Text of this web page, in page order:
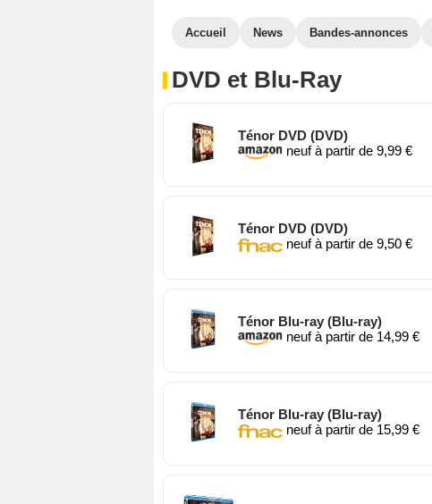
Accueil News Bandes-annonces
DVD et Blu-Ray
Ténor DVD (DVD)
neuf à partir de 9,99 €
Ténor DVD (DVD)
neuf à partir de 9,50 €
Ténor Blu-ray (Blu-ray)
neuf à partir de 14,99 €
Ténor Blu-ray (Blu-ray)
neuf à partir de 15,99 €